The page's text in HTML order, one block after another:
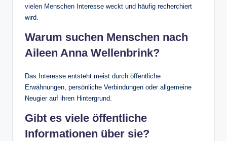
vielen Menschen Interesse weckt und häufig recherchiert
wird.
Warum suchen Menschen nach
Aileen Anna Wellenbrink?
Das Interesse entsteht meist durch öffentliche
Erwähnungen, persönliche Verbindungen oder allgemeine
Neugier auf ihren Hintergrund.
Gibt es viele öffentliche
Informationen über sie?